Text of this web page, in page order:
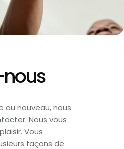
ou nouveau, nous
Nous vous
Vous
façons de